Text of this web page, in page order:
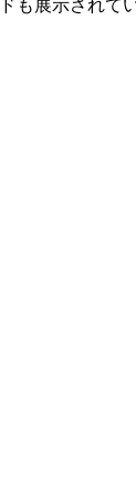
も展示されて